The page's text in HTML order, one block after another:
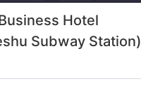
Hotel
Subway Station)
par étoile